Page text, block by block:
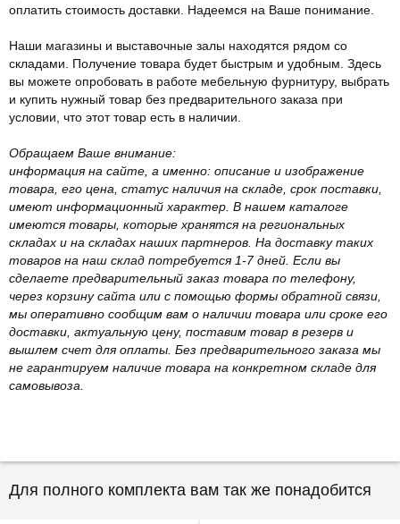
оплатить стоимость доставки. Надеемся на Ваше понимание.
Наши магазины и выставочные залы находятся рядом со
складами. Получение товара будет быстрым и удобным. Здесь
вы можете опробовать в работе мебельную фурнитуру, выбрать
и купить нужный товар без предварительного заказа при
условии, что этот товар есть в наличии.
Обращаем Ваше внимание:
информация на сайте, а именно: описание и изображение
товара, его цена, статус наличия на складе, срок поставки,
имеют информационный характер. В нашем каталоге
имеются товары, которые хранятся на региональных
складах и на складах наших партнеров. На доставку таких
товаров на наш склад потребуется 1-7 дней. Если вы
сделаете предварительный заказ товара по телефону,
через корзину сайта или с помощью формы обратной связи,
мы оперативно сообщим вам о наличии товара или сроке его
доставки, актуальную цену, поставим товар в резерв и
вышлем счет для оплаты. Без предварительного заказа мы
не гарантируем наличие товара на конкретном складе для
самовывоза.
Для полного комплекта вам так же понадобится